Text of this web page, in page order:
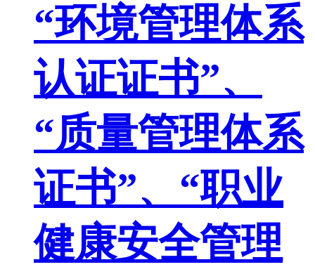
“环境管理体系
认证证书”、
“质量管理体系
证书”、“职业
健康安全管理